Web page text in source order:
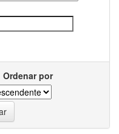
Ordenar por